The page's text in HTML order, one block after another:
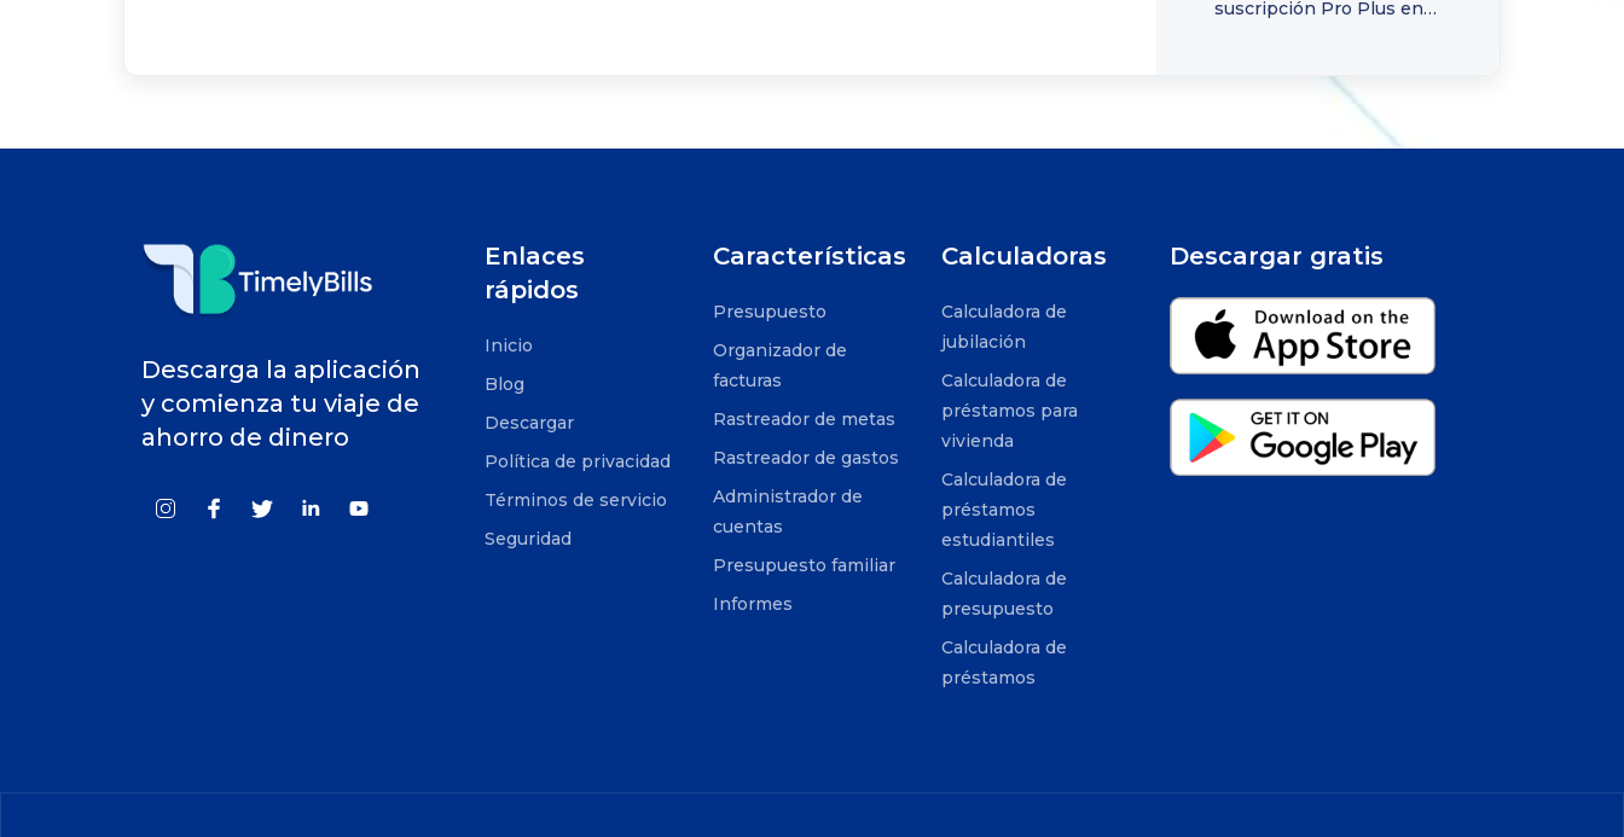
suscripción Pro Plus en
Descarga la aplicación
y comienza tu viaje de
ahorro de dinero
Enlaces
rápidos
Inicio
Blog
Descargar
Política de privacidad
Términos de servicio
Seguridad
Características
Presupuesto
Organizador de
facturas
Rastreador de metas
Rastreador de gastos
Administrador de
cuentas
Presupuesto familiar
Informes
Calculadoras
Calculadora de
jubilación
Calculadora de
préstamos para
vivienda
Calculadora de
préstamos
estudiantiles
Calculadora de
presupuesto
Calculadora de
préstamos
Descargar gratis